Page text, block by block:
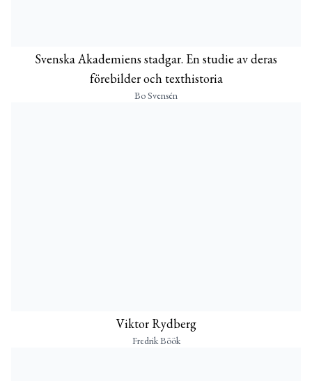
Svenska Akademiens stadgar. En studie av deras
förebilder och texthistoria
Bo Svensén
Viktor Rydberg
Fredrik Böök